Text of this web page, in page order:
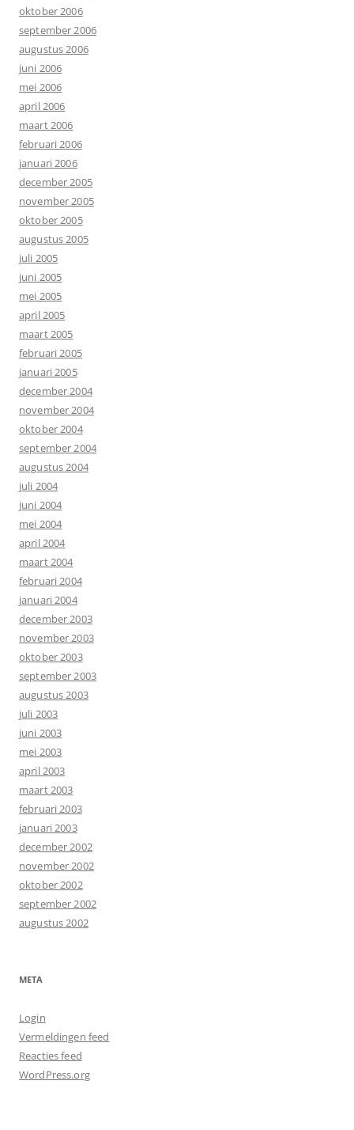
oktober 2006
september 2006
augustus 2006
juni 2006
mei 2006
april 2006
maart 2006
februari 2006
januari 2006
december 2005
november 2005
oktober 2005
augustus 2005
juli 2005
juni 2005
mei 2005
april 2005
maart 2005
februari 2005
januari 2005
december 2004
november 2004
oktober 2004
september 2004
augustus 2004
juli 2004
juni 2004
mei 2004
april 2004
maart 2004
februari 2004
januari 2004
december 2003
november 2003
oktober 2003
september 2003
augustus 2003
juli 2003
juni 2003
mei 2003
april 2003
maart 2003
februari 2003
januari 2003
december 2002
november 2002
oktober 2002
september 2002
augustus 2002
META
Login
Vermeldingen feed
Reacties feed
WordPress.org